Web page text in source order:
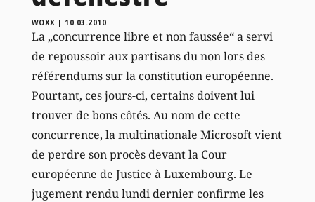
WOXX | 10.03.2010
La „concurrence libre et non faussée“ a servi
de repoussoir aux partisans du non lors des
référendums sur la constitution européenne.
Pourtant, ces jours-ci, certains doivent lui
trouver de bons côtés. Au nom de cette
concurrence, la multinationale Microsoft vient
de perdre son procès devant la Cour
européenne de Justice à Luxembourg. Le
jugement rendu lundi dernier confirme les